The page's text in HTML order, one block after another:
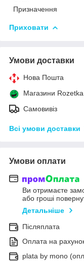
Призначення
Приховати
Умови доставки
Нова Пошта
Магазини Rozetka
Самовивіз
Всі умови доставки
Умови оплати
Ви отримаєте
або гроші
Детальніше
Післяплата
Оплата на
plata by mono